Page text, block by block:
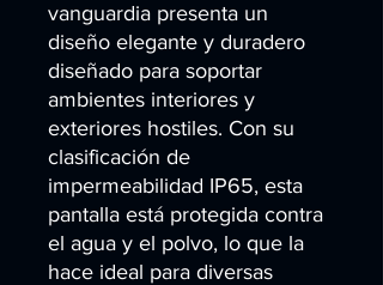
vanguardia presenta un
diseño elegante y duradero
diseñado para soportar
ambientes interiores y
exteriores hostiles. Con su
clasificación de
impermeabilidad IP65, esta
pantalla está protegida contra
el agua y el polvo, lo que la
hace ideal para diversas